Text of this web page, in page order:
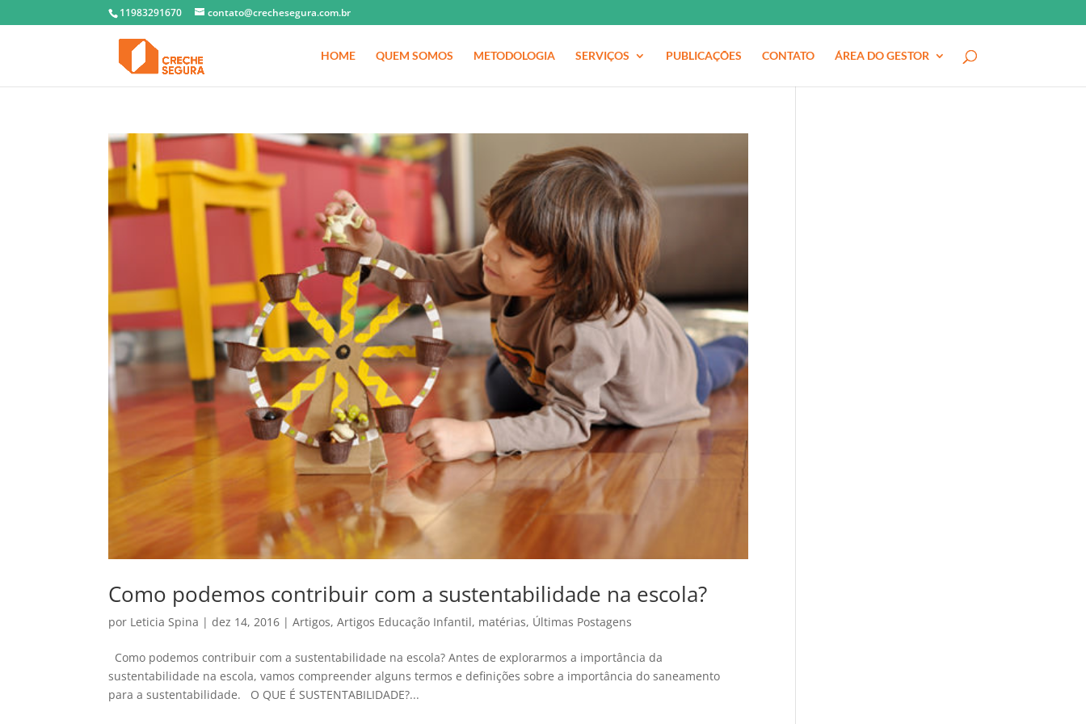
11983291670 contato@crechesegura.com.br
HOME QUEM SOMOS METODOLOGIA SERVIÇOS PUBLICAÇÕES CONTATO ÁREA DO GESTOR
Como podemos contribuir com a sustentabilidade na escola?
por Leticia Spina |dez 14, 2016 |Artigos,Artigos Educação Infantil, matérias, Últimas Postagens
Como podemos contribuir com a sustentabilidade na escola? Antes de explorarmos a importância da
sustentabilidade na escola, vamos compreender alguns termos e definições sobre a importância do saneamento
para a sustentabilidade. O QUE É SUSTENTABILIDADE?...